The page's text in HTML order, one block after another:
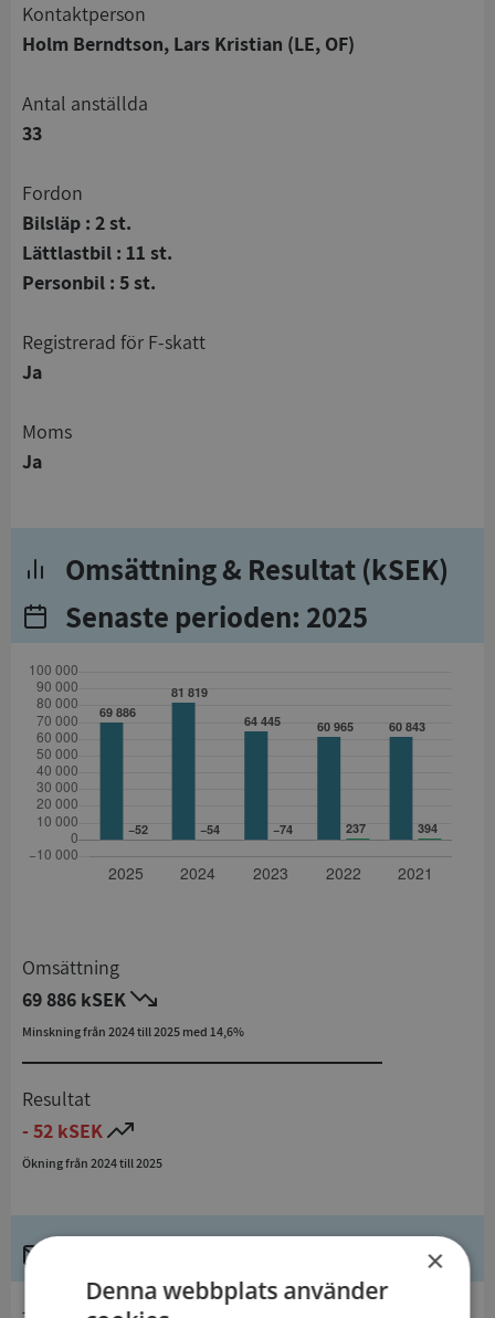
Kontaktperson
Holm Berndtson, Lars Kristian (LE, OF)
Antal anställda
33
Fordon
Bilsläp : 2 st.
Lättlastbil : 11 st.
Personbil : 5 st.
registrerad för F-skatt
Ja
Moms
Ja
Omsättning & Resultat (kSEK)
Senaste perioden: 2025
Omsättning
69 886 kSEK
Minskning från 2024 till 2025 med 14,6%
Resultat
- 52 kSEK
Ökning från 2024 till 2025
×
Denna webbplats använder